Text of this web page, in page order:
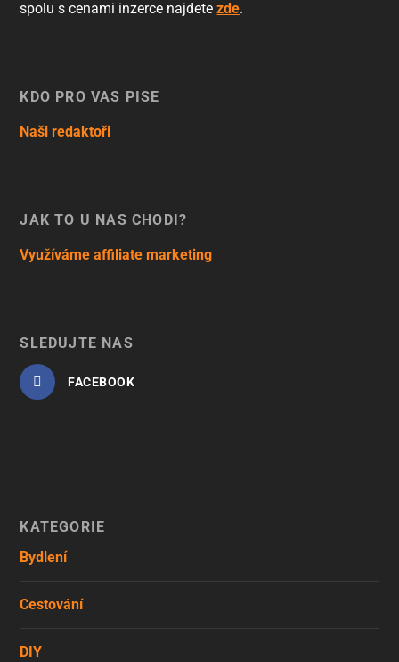
spolu s cenami inzerce najdetezde.
KDO PRO VÁS PÍŠE
Naši redaktoři
JAK TO U NÁS CHODÍ?
Využíváme affiliate marketing
SLEDUJTE NÁS
FACEBOOK
KATEGORIE
Bydlení
Cestování
DIY